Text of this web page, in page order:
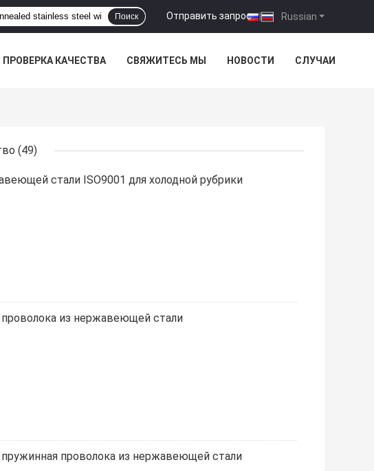
Russian
Отправить запрос |
Поиск
ПРОВЕРКА КАЧЕСТВА СВЯЖИТЕСЬ МЫ НОВОСТИ СЛУЧАИ
(49)
стали ISO9001 для холодной рубрики
проволока из нержавеющей стали
пружинная проволока из нержавеющей стали